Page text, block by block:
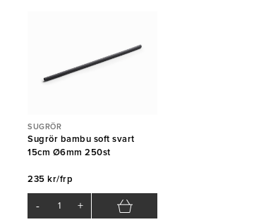
SUGRÖR
Sugrör bambu soft svart
15cm Ø6mm 250st
235 kr/frp
- +